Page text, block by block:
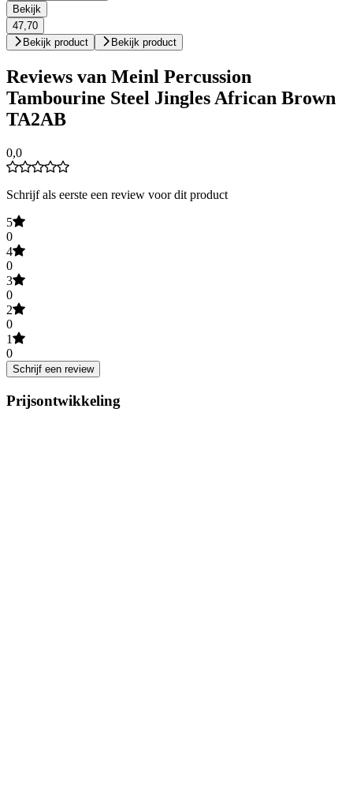
Bekijk
47,70
Bekijk product
Bekijk product
Reviews van Meinl Percussion
Tambourine Steel Jingles African Brown
TA2AB
0,0
Schrijf als eerste een review voor dit product
5
0
4
0
3
0
2
0
1
0
Schrijf een review
Prijsontwikkeling